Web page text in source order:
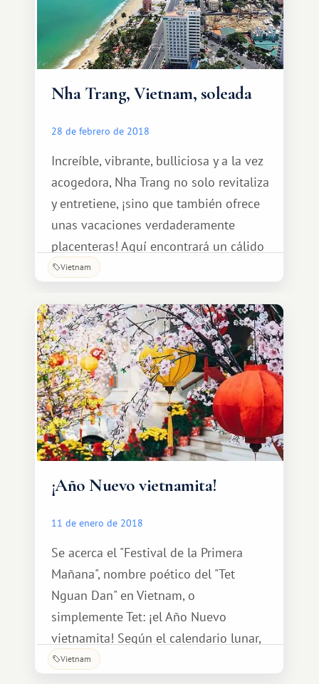
Nha Trang, Vietnam, soleada
28 de febrero de 2018
Increíble, vibrante, bulliciosa y a la vez
acogedora, Nha Trang no solo revitaliza
y entretiene, ¡sino que también ofrece
unas vacaciones verdaderamente
placenteras! Aquí encontrará un cálido
mar color esmeralda, playas de arena
pintorescos, una explosión de
vegetación y sol, y una naturaleza
exótica prácticamente intacta por la
civilización. Nha Trang
Vietnam
¡Año Nuevo vietnamita!
11 de enero de 2018
Se acerca el "Festival de la Primera
Mañana", nombre poético del "Tet
Nguan Dan" en Vietnam, o
simplemente Tet: ¡el Año Nuevo
vietnamita! Según el calendario lunar,
en 2018 se celebró el 16 de febrero. Al
Vietnam